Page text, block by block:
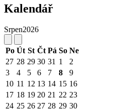
Kalendář
Srpen2026
Po Út St Čt Pá So Ne
27 28 29 30 31 1
2
3
4 5 6 7 8
9
10 11 12 13 14 15 16
17 18 19 20 21 22 23
24 25 26 27 28 29 30